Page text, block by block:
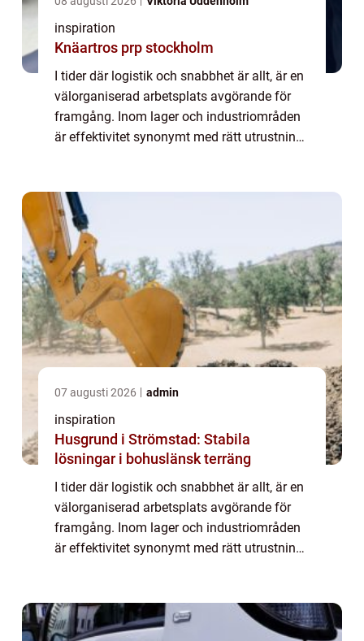
inspiration
Knäartros prp stockholm
I tider där logistik och snabbhet är allt, är en
välorganiserad arbetsplats avgörande för
framgång. Inom lager och industriområden
är effektivitet synonymt med rätt utrustning
07 augusti 2026 admin
inspiration
Husgrund i Strömstad: Stabila
lösningar i bohuslänsk terräng
I tider där logistik och snabbhet är allt, är en
välorganiserad arbetsplats avgörande för
framgång. Inom lager och industriområden
är effektivitet synonymt med rätt utrustning